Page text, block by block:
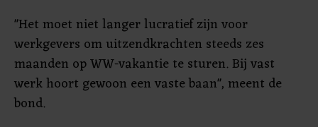
"Het moet niet langer lucratief zijn voor
werkgevers om uitzendkrachten steeds zes
maanden op WW-vakantie te sturen. Bij vast
werk hoort gewoon een vaste baan", meent de
bond.